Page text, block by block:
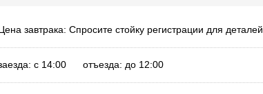
завтрака: Спросите стойку регистрации для деталей.
с 14:00 отъезда: до 12:00